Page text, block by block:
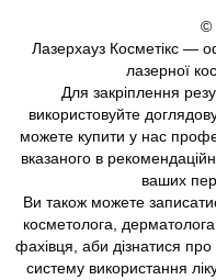
©
Лазерхауз Косметікс —
лазерної
Для закріплення
використовуйте
можете купити у нас
вказаного в
ваших
Ви також можете
косметолога,
фахівця, аби дізнатися
систему використання